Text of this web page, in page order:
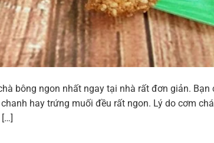
bông ngon nhất ngay tại nhà rất đơn giản. Bạn
hay trứng muối đều rất ngon. Lý do cơm